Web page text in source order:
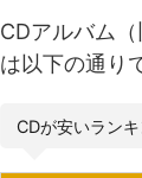
CDアルバム
は以下の通り
CDが安いラン